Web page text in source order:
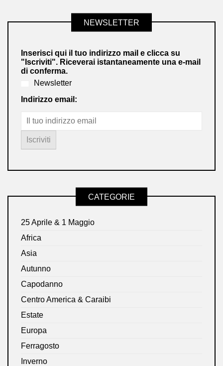
NEWSLETTER
Inserisci qui il tuo indirizzo mail e clicca su
"Iscriviti". Riceverai istantaneamente una e-mail
di conferma.
Newsletter
Indirizzo email:
CATEGORIE
25 Aprile & 1 Maggio
Africa
Asia
Autunno
Capodanno
Centro America & Caraibi
Estate
Europa
Ferragosto
Inverno